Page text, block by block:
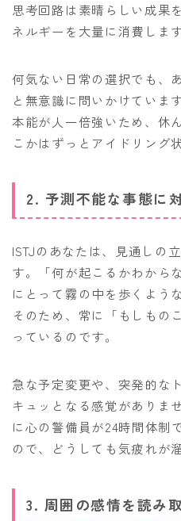
思考回路は素晴らしい成果
ネルギーを大量に消費します
何気ない日常の選択でも、
と無意識に問いかけていま
本能が人一倍強いため、休
こかはずっとアイドリング
2. 予測不能な事態に
ISTJのあなたは、見通しの
す。「何が起こるかわから
にとって霧の中を歩くよう
そのため、常に「もしもの
っているのです。
急な予定変更や、突発的な
キュッとなる感覚がありま
に心の警備員が24時間体制
ので、どうしても気疲れが
3. 周囲の感情を読み